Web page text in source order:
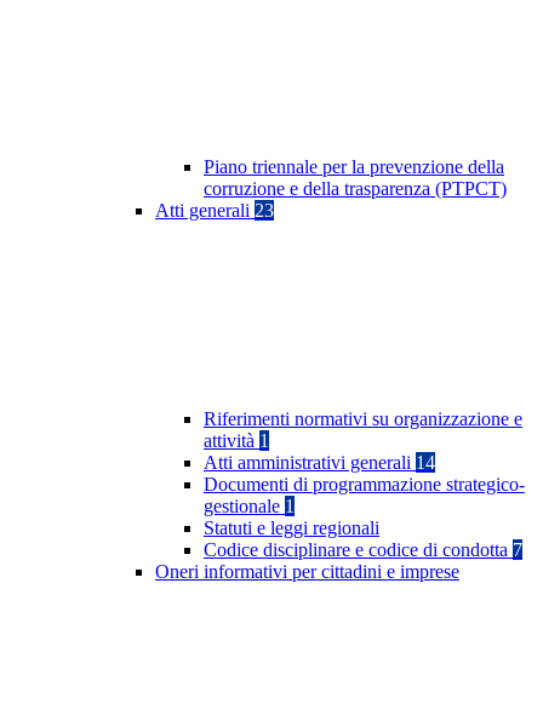
Piano triennale per la prevenzione della
corruzione e della trasparenza (PTPCT)
Atti generali 23
Riferimenti normativi su organizzazione e
attività 1
Atti amministrativi generali 14
Documenti di programmazione strategico-
gestionale 1
Statuti e leggi regionali
Codice disciplinare e codice di condotta 7
Oneri informativi per cittadini e imprese